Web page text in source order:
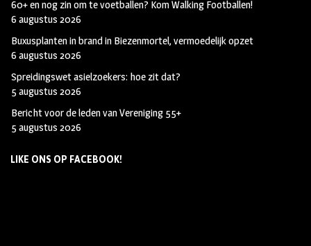
60+ en nog zin om te voetballen? Kom Walking Footballen!
6 augustus 2026
Buxusplanten in brand in Biezenmortel, vermoedelijk opzet
6 augustus 2026
Spreidingswet asielzoekers: hoe zit dat?
5 augustus 2026
Bericht voor de leden van Vereniging 55+
5 augustus 2026
LIKE ONS OP FACEBOOK!